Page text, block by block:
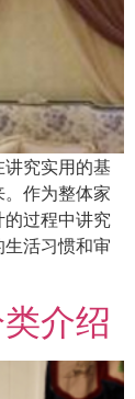
究实用的基
作为整体家
的过程中讲究
活习惯和审
介绍